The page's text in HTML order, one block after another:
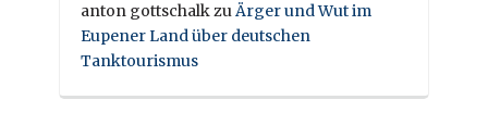
anton gottschalkzuÄrger und Wut im
Eupener Land über deutschen
Tanktourismus